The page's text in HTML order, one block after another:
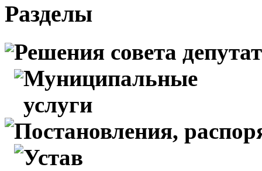
Разделы
Решения совета
Муниципальные
услуги
Постановления,
Устав